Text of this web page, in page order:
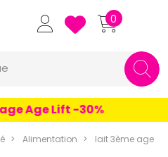
Grande Pharmacie
0
Age Lift -30%
Alimentation lait 3ème age